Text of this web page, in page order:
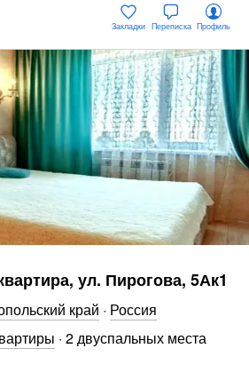
Закладки Переписка Профиль
ул. Пирогова, 5Ак1
край · Россия
· 2 двуспальных места